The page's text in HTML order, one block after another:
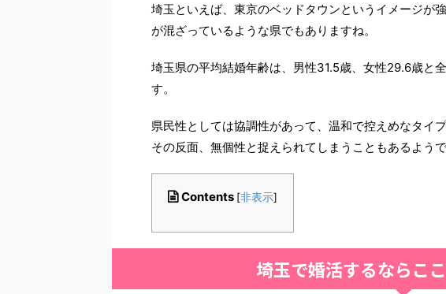
埼玉といえば、東京のベッドタウンというイメージが
が混ざっているような県でもありますね。
埼玉県の平均結婚年齢は、男性31.5歳、女性29.6歳と
す。
県民性としては協調性があって、温和で控えめなタイ
その反面、無個性と捉えられてしまうこともあるようで
Contents [非表示]
埼玉で婚活するならこ